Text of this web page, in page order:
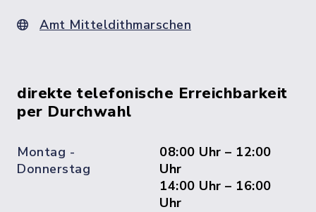
Amt Mitteldithmarschen
direkte telefonische Erreichbarkeit
per Durchwahl
Montag -
Donnerstag
08:00 Uhr – 12:00
Uhr
14:00 Uhr – 16:00
Uhr